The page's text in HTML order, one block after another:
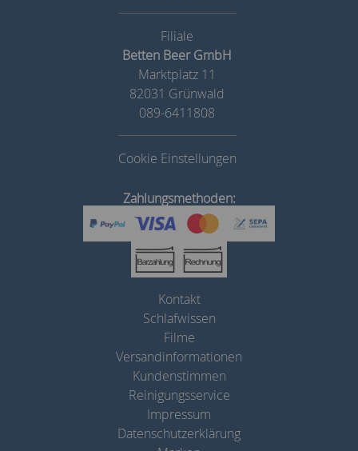
Betten Beer GmbH
Marktplatz 11
82031 Grünwald
089-6411808
Cookie Einstellungen
Zahlungsmethoden:
Kontakt
Schlafwissen
Filme
Versandinformationen
Kundenstimmen
Reinigungsservice
Impressum
Datenschutzerklärung